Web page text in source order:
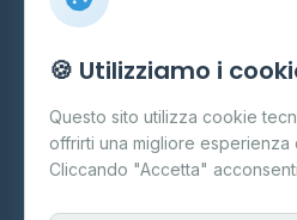
Info
Cos'è il GPL
FAQ
Contatti
🍪 Utilizziamo i
Questo sito utilizza cookie
offrirti una migliore esperienza
Cliccando "Accetta"